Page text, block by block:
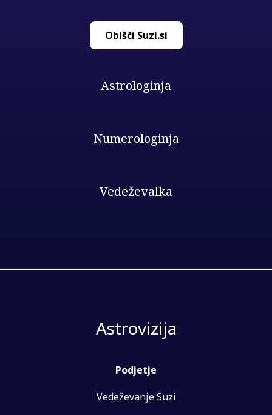
Obišči Suzi.si
Astrologinja
Numerologinja
Vedeževalka
Astrovizija
Podjetje
Vedeževanje Suzi